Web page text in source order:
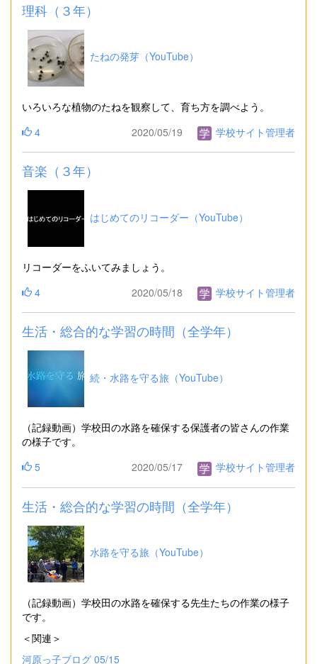
理科（３年）
たねの発芽（YouTube）
いろいろな植物のたねを観察して、育ち方を調べよう。
4
2020/05/19 学校サイト管理者
音楽（３年）
はじめてのリコーダー（YouTube）
リコーダーをふいてみましょう。
4
2020/05/18 学校サイト管理者
生活・総合的な学習の時間（全学年）
続・水路を守る旅（YouTube）
（記録動画）学校田の水路を確保する保護者の皆さんの作業
の様子です。
5
2020/05/17 学校サイト管理者
生活・総合的な学習の時間（全学年）
水路を守る旅（YouTube）
（記録動画）学校田の水路を確保する先生たちの作業の様子
です。
＜関連＞
河原っ子ブログ 05/15